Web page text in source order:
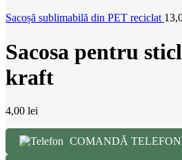
Sacoșă sublimabilă din PET reciclat
Sacosa pentru
kraft
4,00 lei
COMANDĂ